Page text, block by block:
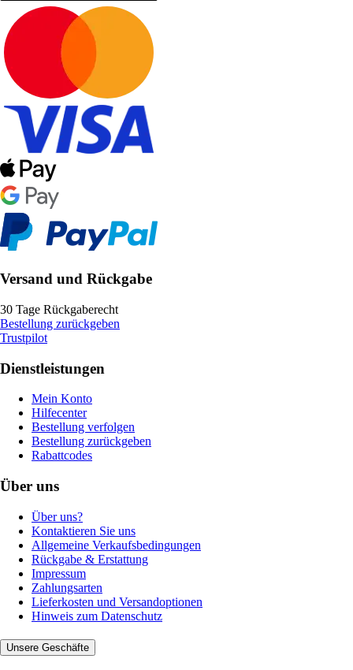
Versand und Rückgabe
30 Tage Rückgaberecht
Bestellung zurückgeben
Trustpilot
Dienstleistungen
Mein Konto
Hilfecenter
Bestellung verfolgen
Bestellung zurückgeben
Rabattcodes
Über uns
Über uns?
Kontaktieren Sie uns
Allgemeine Verkaufsbedingungen
Rückgabe & Erstattung
Impressum
Zahlungsarten
Lieferkosten und Versandoptionen
Hinweis zum Datenschutz
Unsere Geschäfte